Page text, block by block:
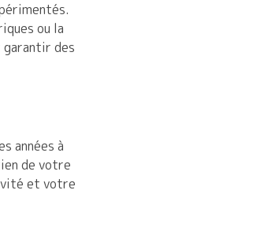
ou la
garantir des
années à
de votre
et votre